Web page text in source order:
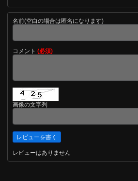
名前(空白の場合は匿名になります)
コメント (必須)
画像の文字列
レビューはありません